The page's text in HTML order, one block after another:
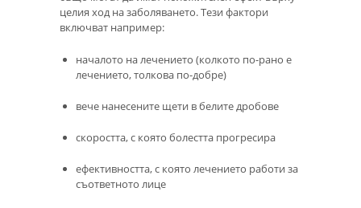
целия ход на заболяването. Тези фактори
включват например:
началото на лечението (колкото по-рано е
лечението, толкова по-добре)
вече нанесените щети в белите дробове
скоростта, с която болестта прогресира
ефективността, с която лечението работи за
съответното лице